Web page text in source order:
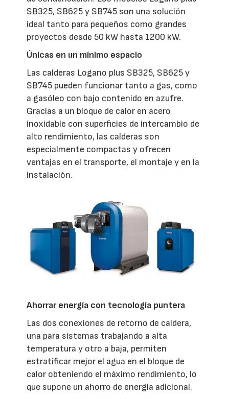
SB325, SB625 y SB745 son una solución
ideal tanto para pequeños como grandes
proyectos desde 50 kW hasta 1200 kW.
Únicas en un mínimo espacio
Las calderas Logano plus SB325, SB625 y
SB745 pueden funcionar tanto a gas, como
a gasóleo con bajo contenido en azufre.
Gracias a un bloque de calor en acero
inoxidable con superficies de intercambio de
alto rendimiento, las calderas son
especialmente compactas y ofrecen
ventajas en el transporte, el montaje y en la
instalación.
Ahorrar energía con tecnología puntera
Las dos conexiones de retorno de caldera,
una para sistemas trabajando a alta
temperatura y otro a baja, permiten
estratificar mejor el agua en el bloque de
calor obteniendo el máximo rendimiento, lo
que supone un ahorro de energía adicional.